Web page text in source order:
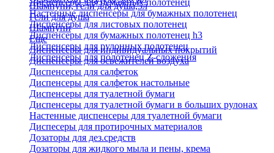
Шампуни, гели для душа,5л
Гели для душа
Шампуни
Диспенсеры для бумажных полотенец
Настенные диспенсеры для бумажных полотенец
Диспенсеры для листовых полотенец
Диспенсеры для бумажных полотенец h3
Диспенсеры для рулонных полотенец
Диспенсеры для полотенец Z-сложения
Еще
Диспенсеры для индивидуальных покрытий
Диспенсеры для освежителей воздуха
Диспенсеры для салфеток
Диспенсеры для салфеток настольные
Диспенсеры для туалетной бумаги
Диспенсеры для туалетной бумаги в больших рулонах
Настенные диспенсеры для туалетной бумаги
Диспесеры для протирочных материалов
Дозаторы для дез.средств
Дозаторы для жидкого мыла и пены, крема